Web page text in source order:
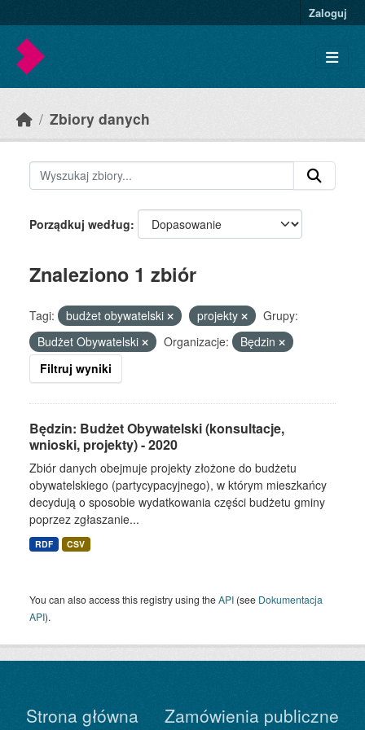
Zaloguj
Zbiory danych
Porządkuj według
Znaleziono 1 zbiór
Tagi: budżet obywatelski projekty
Grupy:
Budżet Obywatelski
Organizacje:
Będzin
Filtruj wyniki
Będzin: Budżet Obywatelski (konsultacje,
wnioski, projekty) - 2020
Zbiór danych obejmuje projekty złożone do budżetu
obywatelskiego (partycypacyjnego), w którym mieszkańcy
decydują o sposobie wydatkowania części budżetu gminy
poprzez zgłaszanie...
RDF CSV
You can also access this registry using theAPI (see Dokumentacja
API).
Strona główna Zamówienia publiczne